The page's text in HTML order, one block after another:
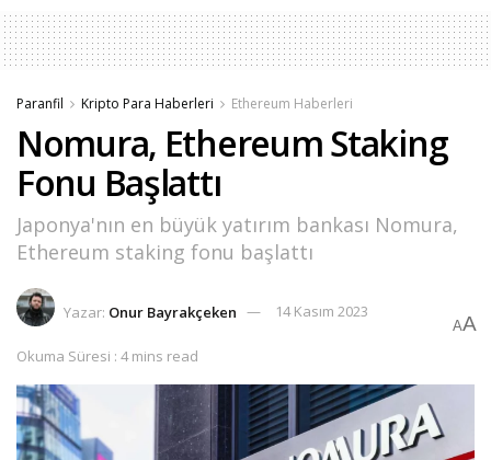
Paranfil Kripto Para Haberleri Ethereum Haberleri
Nomura, Ethereum Staking
Fonu Başlattı
Japonya'nın en büyük yatırım bankası Nomura,
Ethereum staking fonu başlattı
Yazar: Onur Bayrakçeken 14 Kasım 2023
Okuma Süresi : 4 mins read
AA